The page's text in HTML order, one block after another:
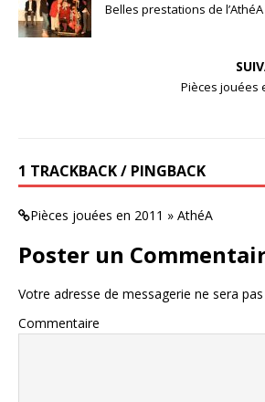
Belles prestations de l’AthéA
Pièces jouées
1 TRACKBACK / PINGBACK
Pièces jouées en 2011 » AthéA
Poster un
Votre adresse de messagerie ne sera
Commentaire